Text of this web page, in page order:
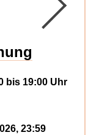
bis 19:00 Uhr
23:59